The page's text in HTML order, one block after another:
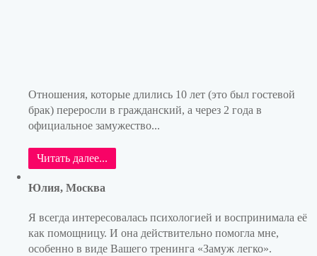
Отношения, которые длились 10 лет (это был гостевой
брак) переросли в гражданский, а через 2 года в
официальное замужество...
Читать далее...
Юлия, Москва
Я всегда интересовалась психологией и воспринимала её
как помощницу. И она действительно помогла мне,
особенно в виде Вашего тренинга «Замуж легко».